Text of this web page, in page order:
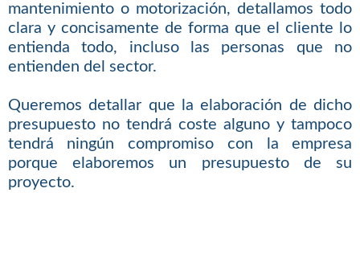
mantenimiento o motorización, detallamos todo
clara y concisamente de forma que el cliente lo
entienda todo, incluso las personas que no
entienden del sector.
Queremos detallar que la elaboración de dicho
presupuesto no tendrá coste alguno y tampoco
tendrá ningún compromiso con la empresa
porque elaboremos un presupuesto de su
proyecto.